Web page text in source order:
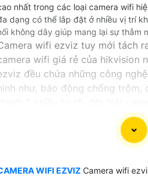
nhất trong các loại camera wifi
dạng có thể lắp đặt ở nhiều vị trí
không dây giúp mang lại sự thẫm
wifi ezviz tuy mới tách
wifi giá rẻ của hikvision
đều chứa những công
như, báo động chống trộm,
mật 2 lợp tuyệt đối an toàn.
là thương hiệu số 1 thế
về camera wifi giá rẻ chất
WIFI EZVIZ Camera wifi